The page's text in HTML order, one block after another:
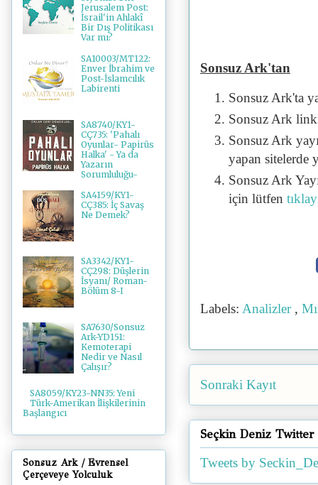
Sonsuz Ark'tan
Sonsuz Ark'ta
Sonsuz Ark
Sonsuz Ark
yapan sitelerde
Sonsuz Ark
için lütfen
Labels: Analizler ,
Sonraki Kayıt
Seçkin Deniz Twitter
Tweets by
Jerusalem Post:
İsrail'in Ahlakî
Bir Dış Politikası
Var mı?
SA10003/MT122:
Enver İbrahim ve
Post-İslamcılık
Labirenti
SA8740/KY1-
CÇ735: 'Pahalı
Oyunlar- Papirüs
Halka' - Ya da
Yazarın
Sorumluluğu-
SA4159/KY1-
CÇ385: İç Savaş
Ne Demek?
SA3342/KY1-
CÇ298: Düşlerin
İsyanı/ Roman-
Bölüm 8-I
SA7630/Sonsuz
Ark-YD151:
Kemoterapi
Nedir ve Nasıl
Çalışır?
SA8059/KY23-NN35: Yeni
Türk-Amerikan İlişkilerinin
Başlangıcı
Sonsuz Ark / Evrensel
Çerçeveye Yolculuk